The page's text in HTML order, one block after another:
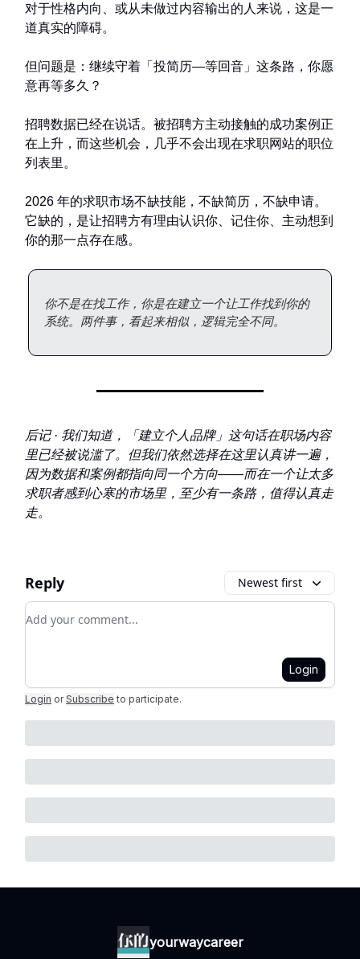
对于性格内向、或从未做过内容输出的人来说，这是一
道真实的障碍。
但问题是：继续守着「投简历—等回音」这条路，你愿
意再等多久？
招聘数据已经在说话。被招聘方主动接触的成功案例正
在上升，而这些机会，几乎不会出现在求职网站的职位
列表里。
2026 年的求职市场不缺技能，不缺简历，不缺申请。
它缺的，是让招聘方有理由认识你、记住你、主动想到
你的那一点存在感。
你不是在找工作，你是在建立一个让工作找到你的
系统。两件事，看起来相似，逻辑完全不同。
后记 · 我们知道，「建立个人品牌」这句话在职场内容
里已经被说滥了。但我们依然选择在这里认真讲一遍，
因为数据和案例都指向同一个方向——而在一个让太多
求职者感到心寒的市场里，至少有一条路，值得认真走
走。
Reply Newest first
Add your comment
Login
Login or Subscribe to participate.
yourwaycareer